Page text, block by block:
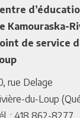
Kamouraska-
de service
rue Delage
du-Loup
: 418 862-8277